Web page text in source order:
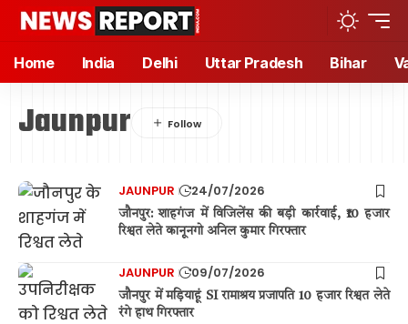
Home India Delhi Uttar Pradesh Bihar
Jaunpur
JAUNPUR 24/07/2026
जौनपुर: शाहगंज में विजिलेंस की बड़ी कार्रवाई, ₹10 हजार
रिश्वत लेते कानूनगो अनिल कुमार गिरफ्तार
JAUNPUR 09/07/2026
जौनपुर में मड़ियाहूं SI रामाश्रय प्रजापति 10 हजार रिश्वत लेते
रंगे हाथ गिरफ्तार